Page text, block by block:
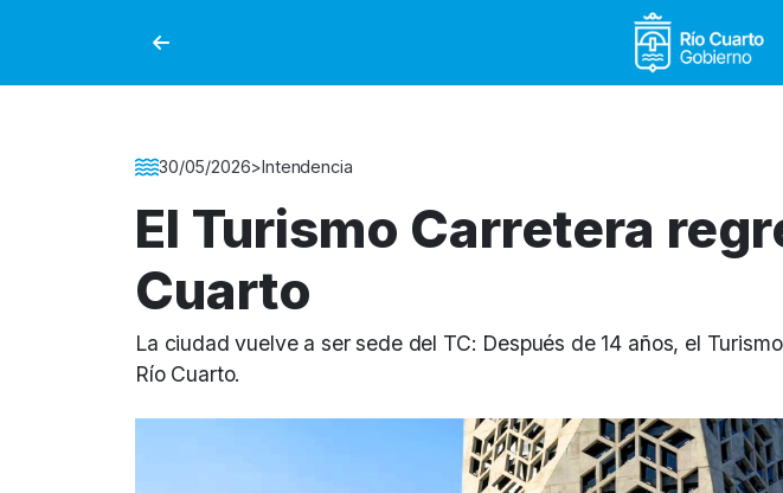
Detalle de la Noticia
30/05/2026>Intendencia
El Turismo Carretera
Cuarto
La ciudad vuelve a ser sede del TC: Después de 14 años, el
Río Cuarto.